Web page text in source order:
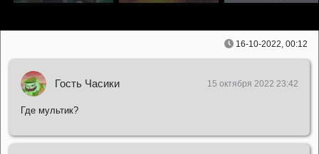
16-10-2022, 00:12
Гость Часики 15 октября 2022 23:42
Где мультик?